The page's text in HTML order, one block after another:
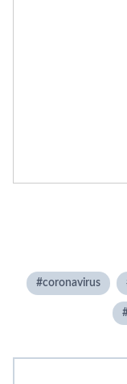
coronavirus